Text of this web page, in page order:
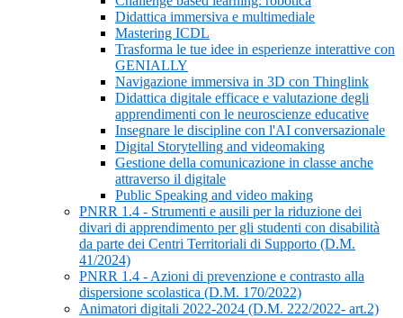
Didattica immersiva e multimediale
Mastering ICDL
Trasforma le tue idee in esperienze interattive con
GENIALLY
Navigazione immersiva in 3D con Thinglink
Didattica digitale efficace e valutazione degli
apprendimenti con le neuroscienze educative
Insegnare le discipline con l'AI conversazionale
Digital Storytelling and videomaking
Gestione della comunicazione in classe anche
attraverso il digitale
Public Speaking and video making
PNRR 1.4 - Strumenti e ausili per la riduzione dei
divari di apprendimento per gli studenti con disabilità
da parte dei Centri Territoriali di Supporto (D.M.
41/2024)
PNRR 1.4 - Azioni di prevenzione e contrasto alla
dispersione scolastica (D.M. 170/2022)
Animatori digitali 2022-2024 (D.M. 222/2022- art.2)